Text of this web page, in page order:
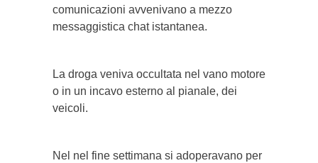
comunicazioni avvenivano a mezzo
messaggistica chat istantanea.
La droga veniva occultata nel vano motore
o in un incavo esterno al pianale, dei
veicoli.
Nel nel fine settimana si adoperavano per